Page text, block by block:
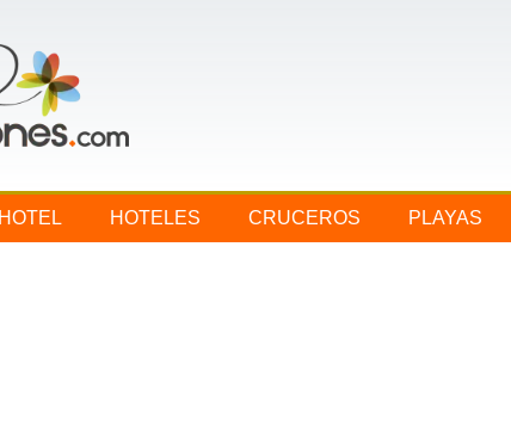
HOTELES CRUCEROS PLAYAS